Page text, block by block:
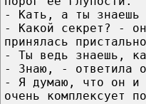
- Кать, а ты знаешь
- Какой секрет? -
принялась
- Ты ведь знаешь,
- Знаю, - ответила
- Я думаю, что он и
очень комплексует